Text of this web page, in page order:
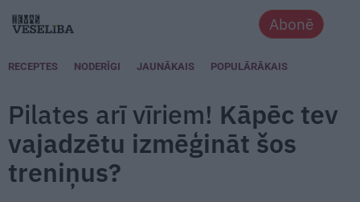
Abonē
RECEPTES NODERĪGI JAUNĀKAIS POPULĀRĀKAIS
Pilates arī vīriem! Kāpēc tev
vajadzētu izmēģināt šos
treniņus?